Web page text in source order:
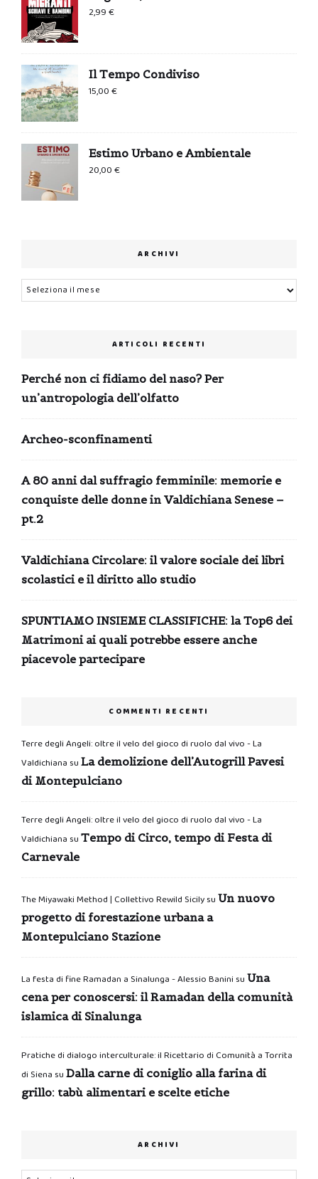
2,99€
Il Tempo Condiviso
15,00€
Estimo Urbano e Ambientale
20,00€
ARCHIVI
Archivi
ARTICOLI RECENTI
Perché non ci fidiamo del naso? Per
un’antropologia dell’olfatto
Archeo-sconfinamenti
A 80 anni dal suffragio femminile: memorie e
conquiste delle donne in Valdichiana Senese –
pt.2
Valdichiana Circolare: il valore sociale dei libri
scolastici e il diritto allo studio
SPUNTIAMO INSIEME CLASSIFICHE: la Top6 dei
Matrimoni ai quali potrebbe essere anche
piacevole partecipare
COMMENTI RECENTI
Terre degli Angeli: oltre il velo del gioco di ruolo dal vivo - La
Valdichiana su La demolizione dell’Autogrill Pavesi
di Montepulciano
Terre degli Angeli: oltre il velo del gioco di ruolo dal vivo - La
Valdichiana su Tempo di Circo, tempo di Festa di
Carnevale
The Miyawaki Method | Collettivo Rewild Sicilysu Un nuovo
progetto di forestazione urbana a
Montepulciano Stazione
La festa di fine Ramadan a Sinalunga - Alessio Banini su Una
cena per conoscersi: il Ramadan della comunità
islamica di Sinalunga
Pratiche di dialogo interculturale: il Ricettario di Comunità a Torrita
di Siena su Dalla carne di coniglio alla farina di
grillo: tabù alimentari e scelte etiche
ARCHIVI